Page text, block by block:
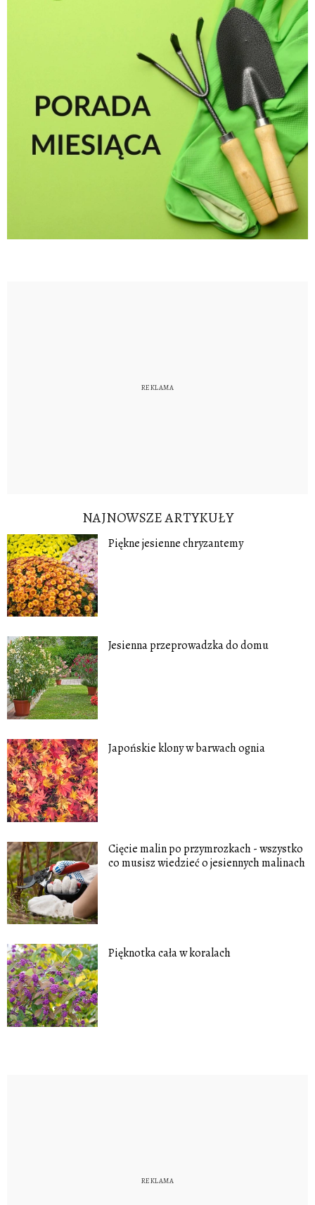
NAJNOWSZE ARTYKUŁY
Piękne jesienne chryzantemy
Jesienna przeprowadzka do domu
Japońskie klony w barwach ognia
Cięcie malin po przymrozkach - wszystko
co musisz wiedzieć o jesiennych malinach
Pięknotka cała w koralach